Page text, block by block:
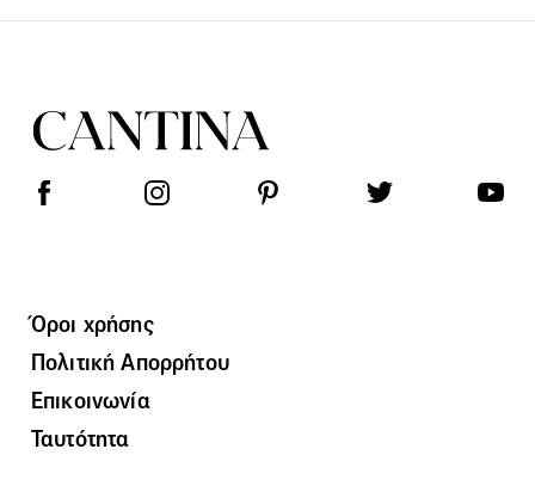
Όροι χρήσης
Πολιτική Απορρήτου
Επικοινωνία
Ταυτότητα